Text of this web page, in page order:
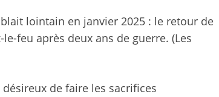
lointain en janvier 2025 : le retour de
feu après deux ans de guerre. (Les
de faire les sacrifices